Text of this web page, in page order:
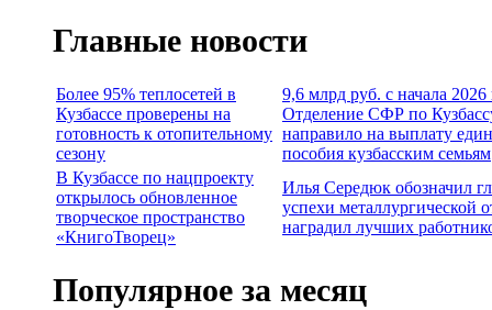
Главные новости
Более 95% теплосетей в
Кузбассе проверены на
готовность к отопительному
сезону
9,6 млрд руб. с начала 2026
Отделение СФР по
направило на выплату
пособия кузбасским семьям
В Кузбассе по нацпроекту
открылось обновленное
творческое пространство
«КнигоТворец»
Илья Середюк обозначил
успехи металлургической
наградил лучших
Популярное за месяц